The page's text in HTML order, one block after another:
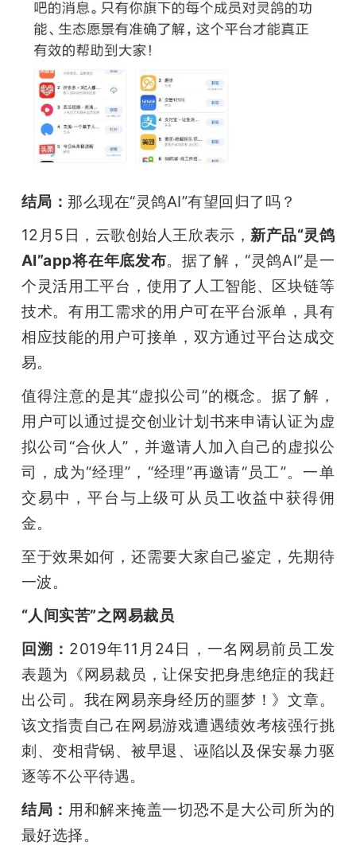
结局： 那么现在“灵鸽AI”有望回归了吗？
12月5日，云歌创始人王欣表示，新产品“灵鸽
AI”app将在年底发布。据了解，“灵鸽AI”是一
个灵活用工平台，使用了人工智能、区块链等
技术。有用工需求的用户可在平台派单，具有
相应技能的用户可接单，双方通过平台达成交
易。
值得注意的是其“虚拟公司”的概念。据了解，
用户可以通过提交创业计划书来申请认证为虚
拟公司“合伙人”，并邀请人加入自己的虚拟公
司，成为“经理”，“经理”再邀请“员工”。一单
交易中，平台与上级可从员工收益中获得佣
金。
至于效果如何，还需要大家自己鉴定，先期待
一波。
“人间实苦”之网易裁员
回溯： 2019年11月24日，一名网易前员工发
表题为《网易裁员，让保安把身患绝症的我赶
出公司。我在网易亲身经历的噩梦！》文章。
该文指责自己在网易游戏遭遇绩效考核强行挑
刺、变相背锅、被早退、诬陷以及保安暴力驱
逐等不公平待遇。
结局： 用和解来掩盖一切恐不是大公司所为的
最好选择。